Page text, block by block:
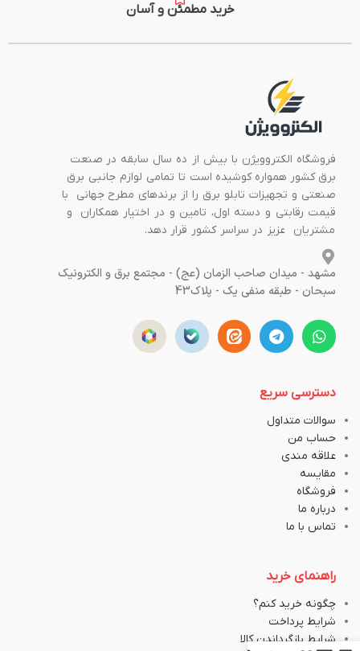
خرید مطمئن و آسان
فروشگاه الکتروویژن با بیش از ده سال سابقه در صنعت
برق کشور همواره کوشیده است تا تمامی لوازم جانبی برق
صنعتی و تجهیزات تابلو برق را از برندهای مطرح جهانی با
قیمت رقابتی و دسته اول، تامین و در اختیار همکاران و
مشتریان عزیز در سراسر کشور قرار دهد.
مشهد - میدان صاحب الزمان (عج) - مجتمع برق و الکترونیک
سبحان - طبقه منفی یک - پلاک43
دسترسی سریع
سوالات متداول
حساب من
علاقه مندی
مقایسه
فروشگاه
درباره ما
تماس با ما
راهنمای خرید
چگونه خرید کنم؟
شرایط پرداخت
شرایط بازگرداندن کالا